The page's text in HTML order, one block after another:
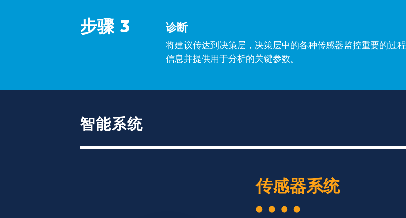
步骤 3 诊断
将建议传达到决策层，决策层中的各种传感器监控重要的过程
信息并提供用于分析的关键参数。
智能系统
传感器系统